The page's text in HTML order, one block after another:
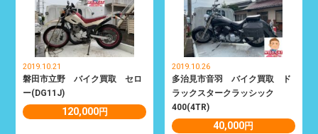
2019.10.21
磐田市立野 バイク買取 セロ
ー(DG11J)
120,000円
2019.10.26
多治見市音羽 バイク買取 ド
ラックスタークラッシック
400(4TR)
40,000円